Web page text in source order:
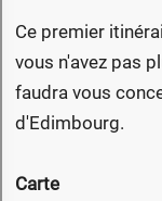
Ce premier
vous n'avez pas
faudra vous
d'Edimbourg.
Carte